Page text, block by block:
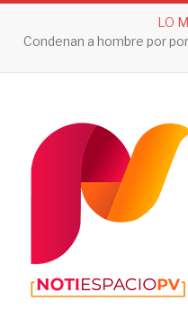
LO
Condenan a hombre por